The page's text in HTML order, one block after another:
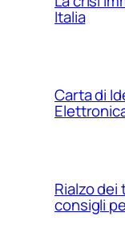
Italia
Carta di
Rialzo dei
consigli